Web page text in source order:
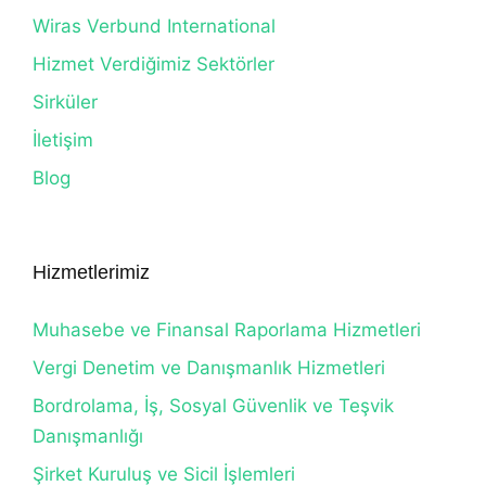
Wiras Verbund International
Hizmet Verdiğimiz Sektörler
Sirküler
İletişim
Blog
Hizmetlerimiz
Muhasebe ve Finansal Raporlama Hizmetleri
Vergi Denetim ve Danışmanlık Hizmetleri
Bordrolama, İş, Sosyal Güvenlik ve Teşvik
Danışmanlığı
Şirket Kuruluş ve Sicil İşlemleri